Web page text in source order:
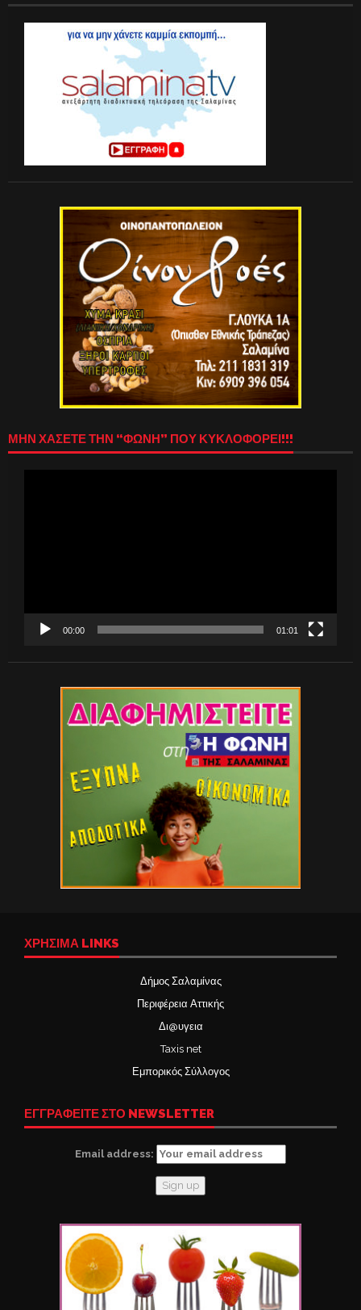
ΜΗΝ ΧΑΣΕΤΕ ΤΗΝ “ΦΩΝΗ” ΠΟΥ ΚΥΚΛΟΦΟΡΕΙ!!!
00:00 01:01
ΧΡΉΣΙΜΑ LINKS
Δήμος Σαλαμίνας
Περιφέρεια Αττικής
Δι@υγεια
Taxis net
Εμπορικός Σύλλογος
ΕΓΓΡΑΦΕΙΤΕ ΣΤΟ NEWSLETTER
Email address: